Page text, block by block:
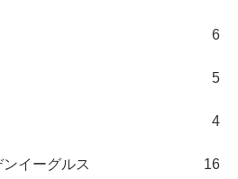
6
5
4
イーグルス 16